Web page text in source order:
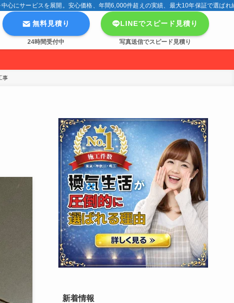
心にサービスを展開。安心価格、年間6,000件超えの実績、最大10年保証で選ばれ
無料見積り
24時間受付中
LINEでスピード見積り
写真送信でスピード見積り
事
新着情報